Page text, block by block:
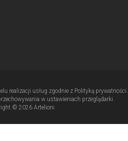
realizacji usług zgodnie z Polityką prywatności.
w ustawieniach przeglądarki.
© 2026 Artelioni